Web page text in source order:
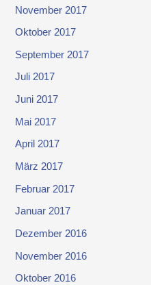
November 2017
Oktober 2017
September 2017
Juli 2017
Juni 2017
Mai 2017
April 2017
März 2017
Februar 2017
Januar 2017
Dezember 2016
November 2016
Oktober 2016